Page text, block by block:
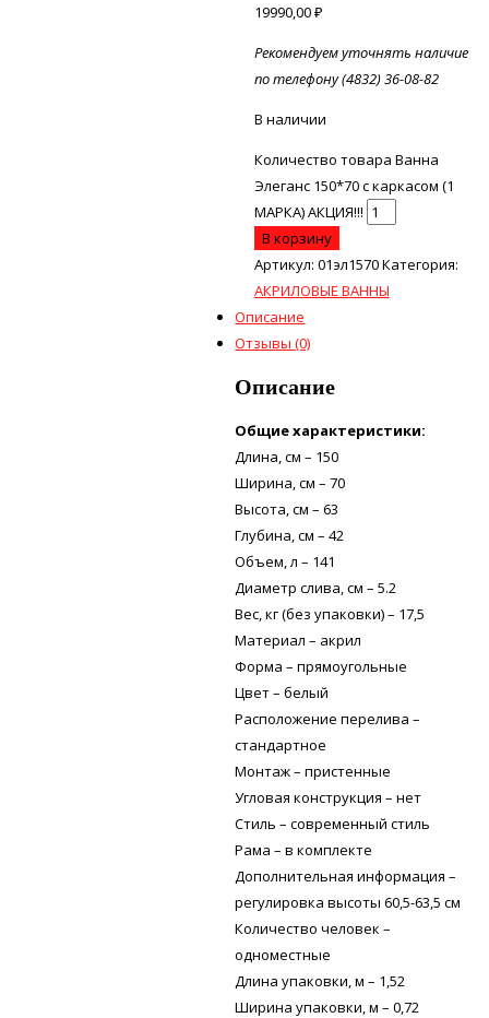
19990,00₽
Рекомендуем уточнять наличие
по телефону (4832) 36-08-82
В наличии
Количество товара Ванна
Элеганс 150*70 с каркасом (1
МАРКА) АКЦИЯ!!!
В корзину
Артикул: 01эл1570Категория:
АКРИЛОВЫЕ ВАННЫ
Описание
Отзывы (0)
Описание
Общие характеристики:
Длина, см – 150
Ширина, см – 70
Высота, см – 63
Глубина, см – 42
Объем, л – 141
Диаметр слива, см – 5.2
Вес, кг (без упаковки) – 17,5
Материал – акрил
Форма – прямоугольные
Цвет – белый
Расположение перелива –
стандартное
Монтаж – пристенные
Угловая конструкция – нет
Стиль – современный стиль
Рама – в комплекте
Дополнительная информация –
регулировка высоты 60,5-63,5 см
Количество человек –
одноместные
Длина упаковки, м – 1,52
Ширина упаковки, м – 0,72